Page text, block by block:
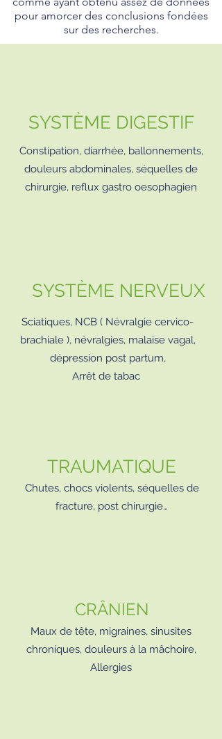
pour amorcer des conclusions fondées
sur des recherches.
SYSTÈME DIGESTIF
Constipation, diarrhée, ballonnements,
douleurs abdominales, séquelles de
chirurgie, reflux gastro oesophagien
SYSTÈME NERVEUX
Sciatiques, NCB ( Névralgie cervico-
brachiale ), névralgies, malaise vagal,
dépression post partum,
Arrêt de tabac
TRAUMATIQUE
Chutes, chocs violents, séquelles de
fracture, post chirurgie…
CRÂNIEN
Maux de tête, migraines, sinusites
chroniques, douleurs à la mâchoire,
Allergies